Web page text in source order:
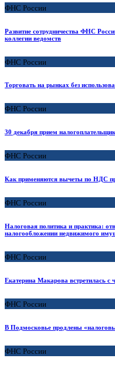
ФНС России
Развитие сотрудничества ФНС
коллегии ведомств
ФНС России
Торговать на рынках без
ФНС России
30 декабря прием
ФНС России
Как применяются вычеты по НДС
ФНС России
Налоговая политика и практика:
налогообложении недвижимого
ФНС России
Екатерина Макарова встретилась
ФНС России
В Подмосковье продлены
ФНС России